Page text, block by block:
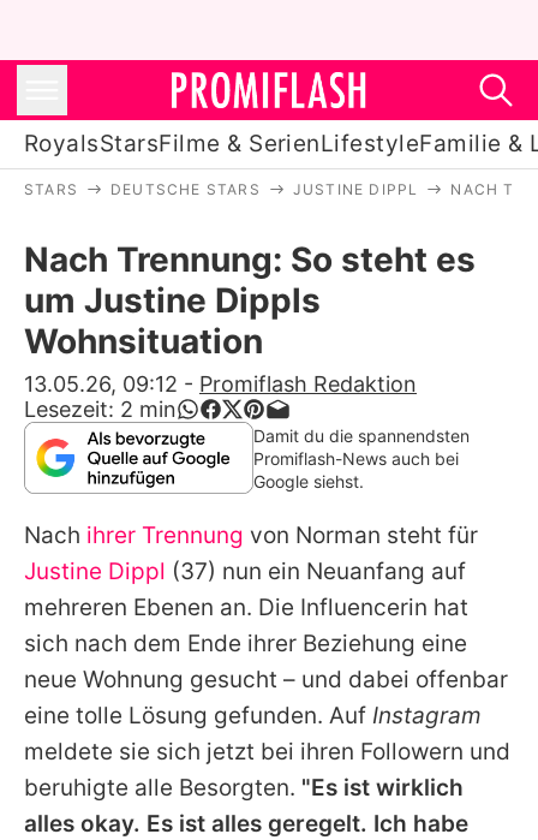
RoyalsStarsFilme & SerienLifestyleFamilie &
Stars
Filme & Serien
Lifestyle
Familie & Liebe
Promiflash Exklusiv
Alle Themen auf Promiflash
Jobs
App runterladen
Team
Redaktionelle Richtlinien
Impressum
STARS DEUTSCHE STARS JUSTINE DIPPL NACH
Nach Trennung: So steht es
um Justine Dippls
Wohnsituation
13.05.26, 09:12 - Promiflash Redaktion
Lesezeit: 2 min
Damit du die spannendsten
Promiflash-News auch bei
Google siehst.
Nach ihrer Trennung von Norman steht für
Justine Dippl (37) nun ein Neuanfang auf
mehreren Ebenen an. Die Influencerin hat
sich nach dem Ende ihrer Beziehung eine
neue Wohnung gesucht – und dabei offenbar
eine tolle Lösung gefunden. Auf Instagram
meldete sie sich jetzt bei ihren Followern und
beruhigte alle Besorgten. "Es ist wirklich
alles okay. Es ist alles geregelt. Ich habe